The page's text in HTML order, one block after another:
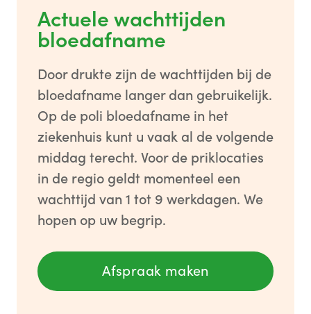
Actuele wachttijden
bloedafname
Door drukte zijn de wachttijden bij de
bloedafname langer dan gebruikelijk.
Op de poli bloedafname in het
ziekenhuis kunt u vaak al de volgende
middag terecht. Voor de priklocaties
in de regio geldt momenteel een
wachttijd van 1 tot 9 werkdagen. We
hopen op uw begrip.
Afspraak maken